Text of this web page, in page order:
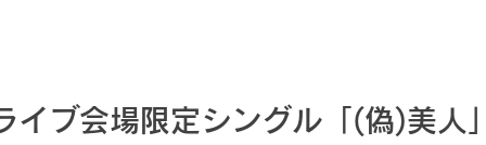
イブ会場限定シングル「(偽)美人